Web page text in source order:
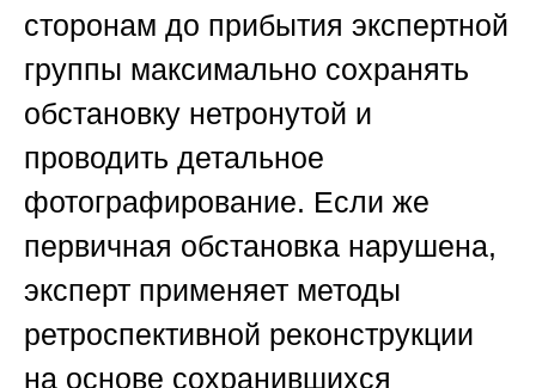
сторонам до прибытия экспертной
группы максимально сохранять
обстановку нетронутой и
проводить детальное
фотографирование. Если же
первичная обстановка нарушена,
эксперт применяет методы
ретроспективной реконструкции
на основе сохранившихся